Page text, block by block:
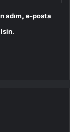
adım, e-posta